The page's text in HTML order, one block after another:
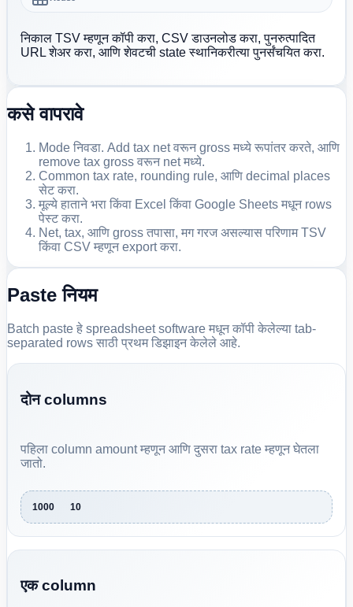
निकाल TSV म्हणून कॉपी करा, CSV डाउनलोड करा, पुनरुत्पादित
URL शेअर करा, आणि शेवटची state स्थानिकरीत्या पुनर्संचयित करा.
कसे वापरावे
Mode निवडा. Add tax net वरून gross मध्ये रूपांतर करते, आणि
remove tax gross वरून net मध्ये.
Common tax rate, rounding rule, आणि decimal places
सेट करा.
मूल्ये हाताने भरा किंवा Excel किंवा Google Sheets मधून rows
पेस्ट करा.
Net, tax, आणि gross तपासा, मग गरज असल्यास परिणाम TSV
किंवा CSV म्हणून export करा.
Paste नियम
Batch paste हे spreadsheet software मधून कॉपी केलेल्या tab-
separated rows साठी प्रथम डिझाइन केलेले आहे.
दोन columns
पहिला column amount म्हणून आणि दुसरा tax rate म्हणून घेतला
जातो.
1000	10
एक column